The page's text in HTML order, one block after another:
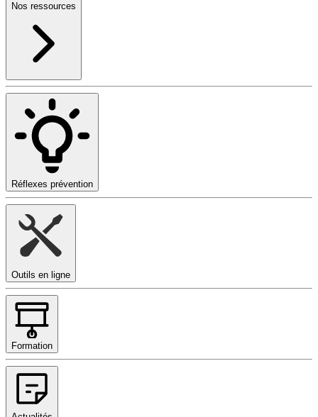
Nos ressources
Réflexes prévention
Outils en ligne
Formation